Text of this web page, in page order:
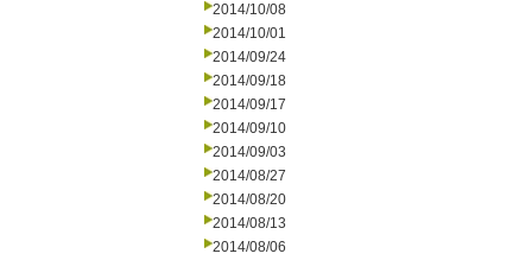
2014/10/08
2014/10/01
2014/09/24
2014/09/18
2014/09/17
2014/09/10
2014/09/03
2014/08/27
2014/08/20
2014/08/13
2014/08/06